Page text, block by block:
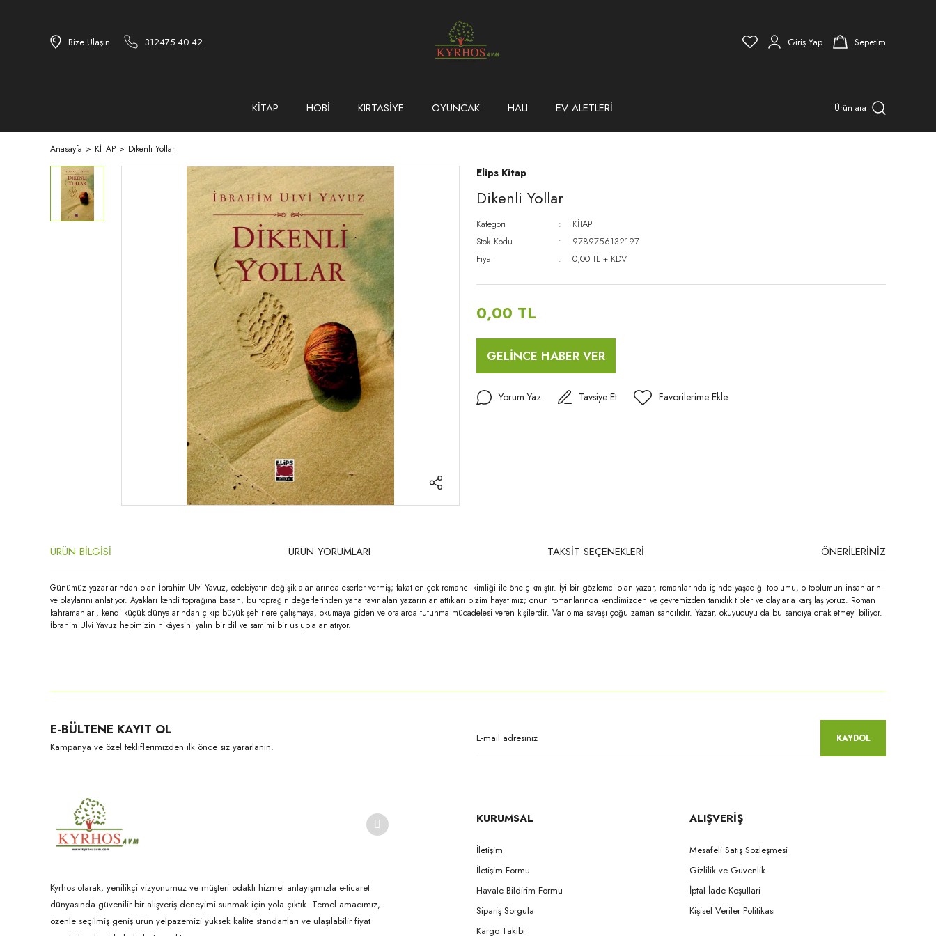
Bize Ulaşın 312475 40 42 Giriş Yap Sepetim
KİTAP HOBİ KIRTASİYE OYUNCAK HALI EV ALETLERİ Ürün ara
Anasayfa KİTAP Dikenli Yollar
Elips Kitap
Dikenli Yollar
Kategori
KİTAP
Stok Kodu
9789756132197
Fiyat
0,00 TL + KDV
0,00 TL
GELİNCE HABER VER
Yorum Yaz Tavsiye Et
ÜRÜN BİLGİSİ ÜRÜN YORUMLARI TAKSİT SEÇENEKLERİ ÖNERİLERİNİZ
Günümüz yazarlarından olan İbrahim Ulvi Yavuz, edebiyatın değişik alanlarında eserler vermiş; fakat en çok romancı kimliği ile öne çıkmıştır. İyi bir gözlemci olan yazar, romanlarında içinde yaşadığı toplumu, o toplumun insanlarını
ve olaylarını anlatıyor. Ayakları kendi toprağına basan, bu toprağın değerlerinden yana tavır alan yazarın anlattıkları bizim hayatımız; onun romanlarında kendimizden ve çevremizden tanıdık tipler ve olaylarla karşılaşıyoruz. Roman
kahramanları, kendi küçük dünyalarından çıkıp büyük şehirlere çalışmaya, okumaya giden ve oralarda tutunma mücadelesi veren kişilerdir. Var olma savaşı çoğu zaman sancılıdır. Yazar, okuyucuyu da bu sancıya ortak etmeyi biliyor.
İbrahim Ulvi Yavuz hepimizin hikâyesini yalın bir dil ve samimi bir üslupla anlatıyor.
Ürün açıklamasında eksik bilgiler bulunuyor.
Ürün bilgilerinde hatalar bulunuyor.
E-BÜLTENE KAYIT OL
Kampanya ve özel tekliflerimizden ilk önce siz yararlanın.
KAYDOL
Kyrhos olarak, yenilikçi vizyonumuz ve müşteri odaklı hizmet anlayışımızla e-ticaret
dünyasında güvenilir bir alışveriş deneyimi sunmak için yola çıktık. Temel amacımız,
özenle seçilmiş geniş ürün yelpazemizi yüksek kalite standartları ve ulaşılabilir fiyat
KURUMSAL
İletişim
İletişim Formu
Havale Bildirim Formu
Sipariş Sorgula
Kargo Takibi
ALIŞVERİŞ
Mesafeli Satış Sözleşmesi
Gizlilik ve Güvenlik
İptal İade Koşullari
Kişisel Veriler Politikası